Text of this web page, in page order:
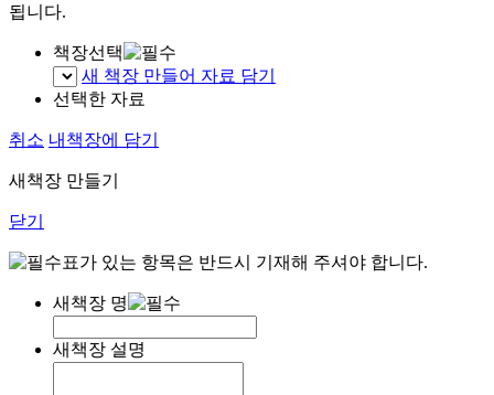
됩니다.
책장선택
새 책장 만들어 자료 담기
선택한 자료
취소 내책장에 담기
새책장 만들기
닫기
표가 있는 항목은 반드시 기재해 주셔야 합니다.
새책장 명
새책장 설명